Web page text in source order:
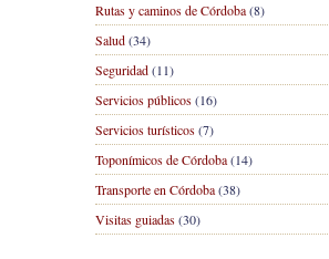
Rutas y caminos de Córdoba(8)
Salud(34)
Seguridad(11)
Servicios públicos(16)
Servicios turísticos(7)
Toponímicos de Córdoba(14)
Transporte en Córdoba(38)
Visitas guiadas(30)